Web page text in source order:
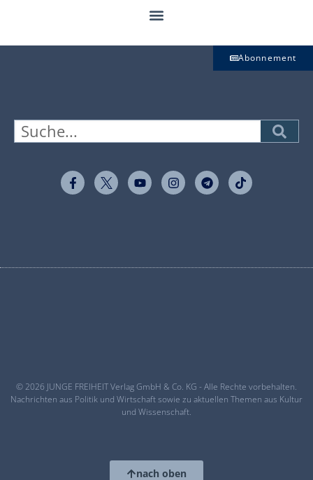
Abonnement
© 2026 JUNGE FREIHEIT Verlag GmbH & Co. KG - Alle Rechte vorbehalten.
Nachrichten aus Politik und Wirtschaft sowie zu aktuellen Themen aus Kultur
und Wissenschaft.
nach oben